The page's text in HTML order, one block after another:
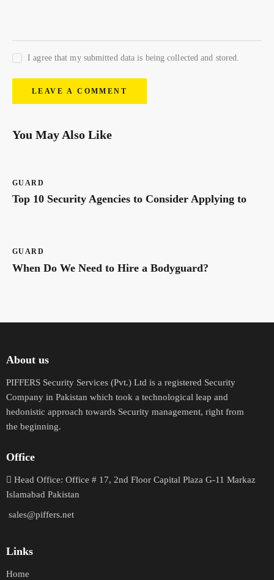
I agree that my submitted data is being collected and stored.
You May Also Like
GUARD
Top 10 Security Agencies to Consider Applying to
GUARD
When Do We Need to Hire a Bodyguard?
About us
PIFFERS Security Services (Pvt.) Ltd is a registered Security
Company in Pakistan which took a technological leap and
hedonistic approach towards Security management, right from
the beginning.
Office
Head Office: Office # 17, 2nd Floor Capital Plaza G-11 Markaz
Islamabad Pakistan
sales@piffers.net
Links
Home